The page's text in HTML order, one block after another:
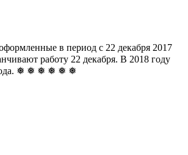
в период с 22 декабря 2017
работу 22 декабря. В 2018 году
года. ❅ ❅ ❅ ❅ ❅ ❅